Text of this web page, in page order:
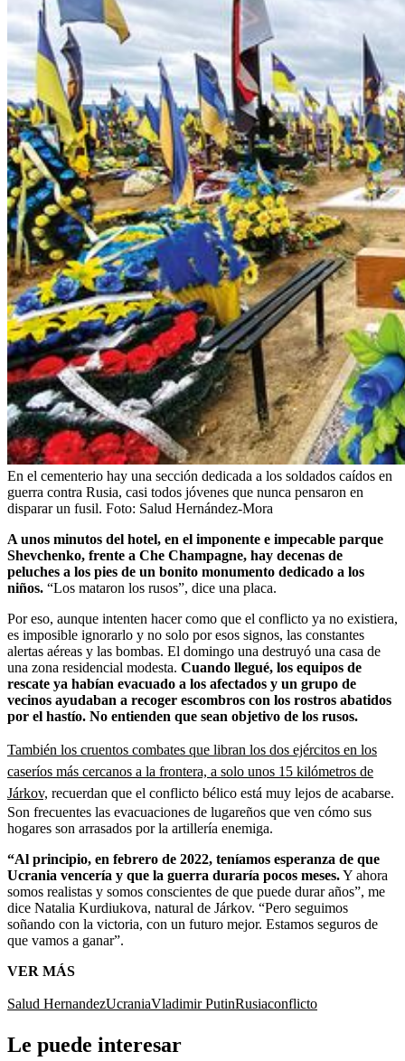
En el cementerio hay una sección dedicada a los soldados caídos en
guerra contra Rusia, casi todos jóvenes que nunca pensaron en
disparar un fusil. Foto: Salud Hernández-Mora
A unos minutos del hotel, en el imponente e impecable parque
Shevchenko, frente a Che Champagne, hay decenas de
peluches a los pies de un bonito monumento dedicado a los
niños. “Los mataron los rusos”, dice una placa.
Por eso, aunque intenten hacer como que el conflicto ya no existiera,
es imposible ignorarlo y no solo por esos signos, las constantes
alertas aéreas y las bombas. El domingo una destruyó una casa de
una zona residencial modesta. Cuando llegué, los equipos de
rescate ya habían evacuado a los afectados y un grupo de
vecinos ayudaban a recoger escombros con los rostros abatidos
por el hastío. No entienden que sean objetivo de los rusos.
También los cruentos combates que libran los dos ejércitos en los
caseríos más cercanos a la frontera, a solo unos 15 kilómetros de
Járkov, recuerdan que el conflicto bélico está muy lejos de acabarse.
Son frecuentes las evacuaciones de lugareños que ven cómo sus
hogares son arrasados por la artillería enemiga.
“Al principio, en febrero de 2022, teníamos esperanza de que
Ucrania vencería y que la guerra duraría pocos meses.Y ahora
somos realistas y somos conscientes de que puede durar años”, me
dice Natalia Kurdiukova, natural de Járkov. “Pero seguimos
soñando con la victoria, con un futuro mejor. Estamos seguros de
que vamos a ganar”.
VER MÁS
Salud HernandezUcraniaVladimir PutinRusiaconflicto
Le puede interesar